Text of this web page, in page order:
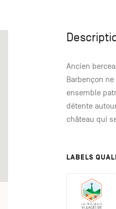
Ancien
Barbençon
ensemble
détente
château qui
LABELS